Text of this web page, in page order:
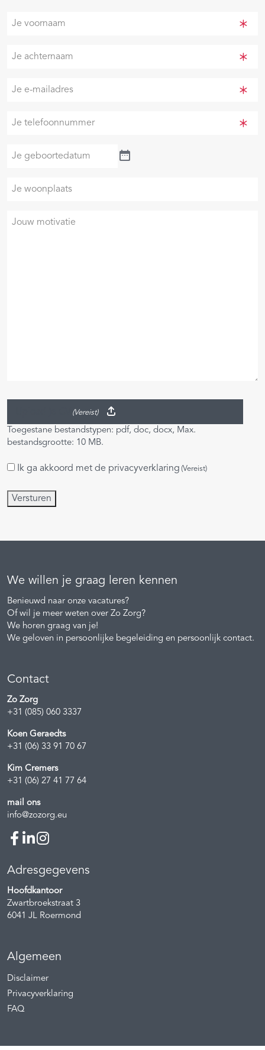
Je
Je
Je
(Vereist)
Je
Je
geboortedatum
Je
woonplaats
Je
(Vereist)
Toegestane bestandstypen: pdf, doc, docx, Max.
bestandsgrootte: 10 MB.
Instemming
Ik ga akkoord met de privacyverklaring (Vereist)
Versturen
We willen je graag leren kennen
Benieuwd naar onze vacatures?
Of wil je meer weten over Zo Zorg?
We horen graag van je!
We geloven in persoonlijke begeleiding en persoonlijk contact.
Contact
Zo Zorg
+31 (085) 060 3337
Koen Geraedts
+31 (06) 33 91 70 67
Kim Cremers
+31 (06) 27 41 77 64
mail ons
info@zozorg.eu
Adresgegevens
Hoofdkantoor
Zwartbroekstraat 3
6041 JL Roermond
Algemeen
Disclaimer
Privacyverklaring
FAQ